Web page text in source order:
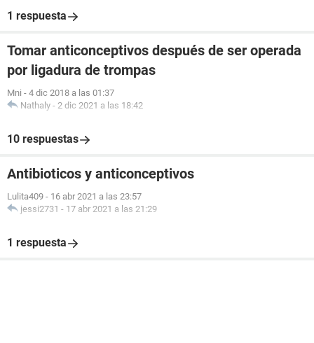
1 respuesta
Tomar anticonceptivos después de ser operada
por ligadura de trompas
Mni - 4 dic 2018 a las 01:37
Nathaly - 2 dic 2021 a las 18:42
10 respuestas
Antibioticos y anticonceptivos
Lulita409 - 16 abr 2021 a las 23:57
jessi2731 - 17 abr 2021 a las 21:29
1 respuesta